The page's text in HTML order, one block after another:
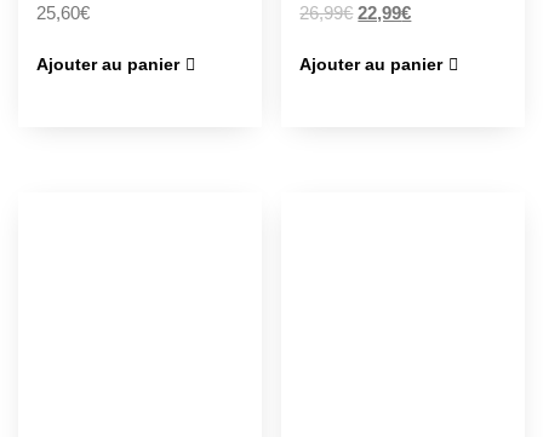
25,60€
Ajouter au panier
26,99€ 22,99€
Ajouter au panier